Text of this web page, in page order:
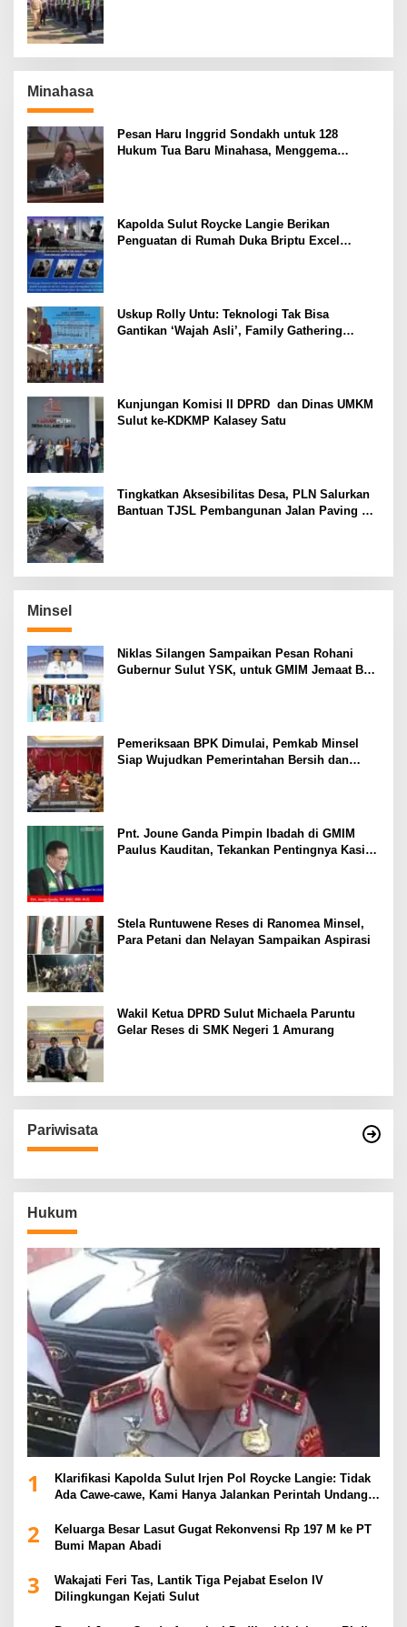
Minahasa
Pesan Haru Inggrid Sondakh untuk 128
Hukum Tua Baru Minahasa, Menggema
Kapolda Sulut Roycke Langie Berikan
Penguatan di Rumah Duka Briptu Excel
Uskup Rolly Untu: Teknologi Tak Bisa
Gantikan ‘Wajah Asli’, Family Gathering
Kunjungan Komisi II DPRD dan Dinas UMKM
Sulut ke-KDKMP Kalasey Satu
Tingkatkan Aksesibilitas Desa, PLN Salurkan
Bantuan TJSL Pembangunan Jalan Paving di
Minsel
Niklas Silangen Sampaikan Pesan Rohani
Gubernur Sulut YSK, untuk GMIM Jemaat Bait
Pemeriksaan BPK Dimulai, Pemkab Minsel
Siap Wujudkan Pemerintahan Bersih dan
Pnt. Joune Ganda Pimpin Ibadah di GMIM
Paulus Kauditan, Tekankan Pentingnya Kasih
Stela Runtuwene Reses di Ranomea Minsel,
Para Petani dan Nelayan Sampaikan Aspirasi
Wakil Ketua DPRD Sulut Michaela Paruntu
Gelar Reses di SMK Negeri 1 Amurang
Pariwisata
Hukum
1
Klarifikasi Kapolda Sulut Irjen Pol Roycke Langie: Tidak
Ada Cawe-cawe, Kami Hanya Jalankan Perintah Undang-
2
Keluarga Besar Lasut Gugat Rekonvensi Rp 197 M ke PT
Bumi Mapan Abadi
3
Wakajati Feri Tas, Lantik Tiga Pejabat Eselon IV
Dilingkungan Kejati Sulut